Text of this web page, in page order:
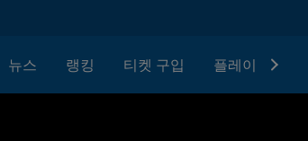
뉴스 랭킹 티켓 구입 플레이